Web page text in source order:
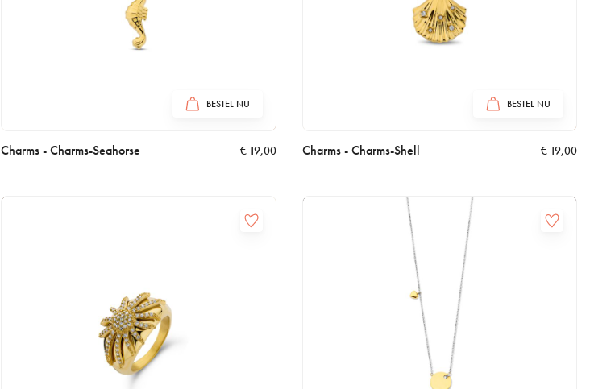
BESTEL NU
Charms - Charms-Seahorse € 19,00
BESTEL NU
Charms - Charms-Shell € 19,00